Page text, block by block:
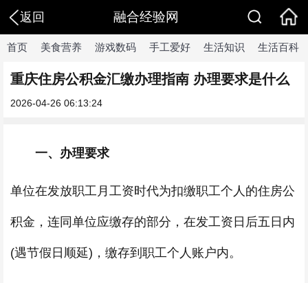
返回 融合经验网
首页 美食营养 游戏数码 手工爱好 生活知识 生活百科
重庆住房公积金汇缴办理指南 办理要求是什么
2026-04-26 06:13:24
一、办理要求
单位在发放职工月工资时代为扣缴职工个人的住房公
积金，连同单位应缴存的部分，在发工资日后五日内
(遇节假日顺延)，缴存到职工个人账户内。